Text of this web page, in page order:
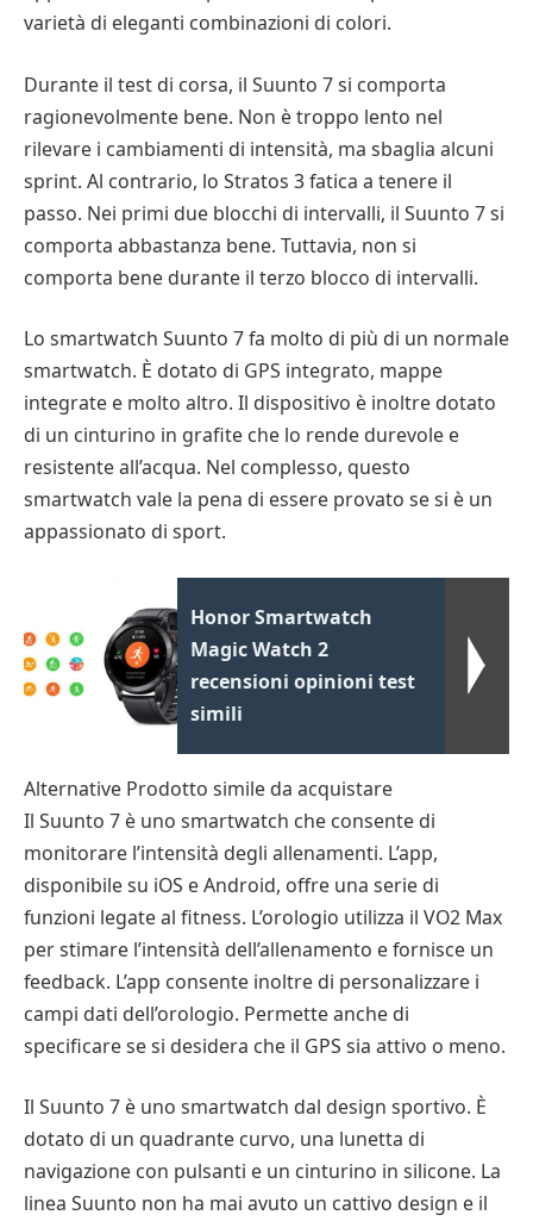
varietà di eleganti combinazioni di colori.
Durante il test di corsa, il Suunto 7 si comporta
ragionevolmente bene. Non è troppo lento nel
rilevare i cambiamenti di intensità, ma sbaglia alcuni
sprint. Al contrario, lo Stratos 3 fatica a tenere il
passo. Nei primi due blocchi di intervalli, il Suunto 7 si
comporta abbastanza bene. Tuttavia, non si
comporta bene durante il terzo blocco di intervalli.
Lo smartwatch Suunto 7 fa molto di più di un normale
smartwatch. È dotato di GPS integrato, mappe
integrate e molto altro. Il dispositivo è inoltre dotato
di un cinturino in grafite che lo rende durevole e
resistente all’acqua. Nel complesso, questo
smartwatch vale la pena di essere provato se si è un
appassionato di sport.
Honor Smartwatch
Magic Watch 2
recensioni opinioni test
simili
Alternative Prodotto simile da acquistare
Il Suunto 7 è uno smartwatch che consente di
monitorare l’intensità degli allenamenti. L’app,
disponibile su iOS e Android, offre una serie di
funzioni legate al fitness. L’orologio utilizza il VO2 Max
per stimare l’intensità dell’allenamento e fornisce un
feedback. L’app consente inoltre di personalizzare i
campi dati dell’orologio. Permette anche di
specificare se si desidera che il GPS sia attivo o meno.
Il Suunto 7 è uno smartwatch dal design sportivo. È
dotato di un quadrante curvo, una lunetta di
navigazione con pulsanti e un cinturino in silicone. La
linea Suunto non ha mai avuto un cattivo design e il